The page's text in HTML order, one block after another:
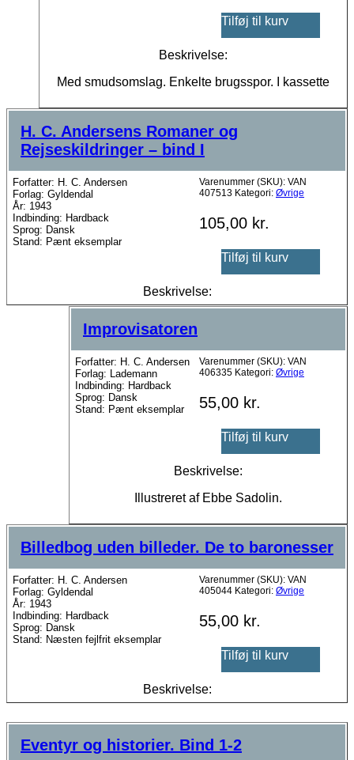
Tilføj til kurv
Beskrivelse:
Med smudsomslag. Enkelte brugsspor. I kassette
H. C. Andersens Romaner og
Rejseskildringer – bind I
Forfatter: H. C. Andersen
Forlag: Gyldendal
År: 1943
Indbinding: Hardback
Sprog: Dansk
Stand: Pænt eksemplar
Varenummer (SKU): VAN
407513 Kategori: Øvrige
105,00 kr.
Tilføj til kurv
Beskrivelse:
Improvisatoren
Forfatter: H. C. Andersen
Forlag: Lademann
Indbinding: Hardback
Sprog: Dansk
Stand: Pænt eksemplar
Varenummer (SKU): VAN
406335 Kategori: Øvrige
55,00 kr.
Tilføj til kurv
Beskrivelse:
Illustreret af Ebbe Sadolin.
Billedbog uden billeder. De to baronesser
Forfatter: H. C. Andersen
Forlag: Gyldendal
År: 1943
Indbinding: Hardback
Sprog: Dansk
Stand: Næsten fejlfrit eksemplar
Varenummer (SKU): VAN
405044 Kategori: Øvrige
55,00 kr.
Tilføj til kurv
Beskrivelse:
Eventyr og historier. Bind 1-2